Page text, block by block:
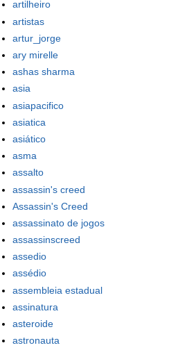
artilheiro
artistas
artur_jorge
ary mirelle
ashas sharma
asia
asiapacifico
asiatica
asiático
asma
assalto
assassin's creed
Assassin's Creed
assassinato de jogos
assassinscreed
assedio
assédio
assembleia estadual
assinatura
asteroide
astronauta